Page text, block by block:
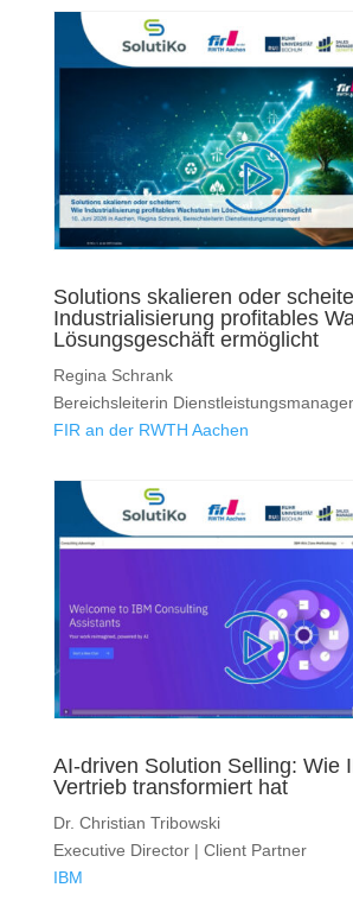
Solutions skalieren oder
Industrialisierung profitables
Lösungsgeschäft ermöglicht
Regina Schrank
Bereichsleiterin
FIR an der RWTH Aachen
AI-driven Solution Selling: Wie
Vertrieb transformiert hat
Dr. Christian Tribowski
Executive Director | Client Partner
IBM